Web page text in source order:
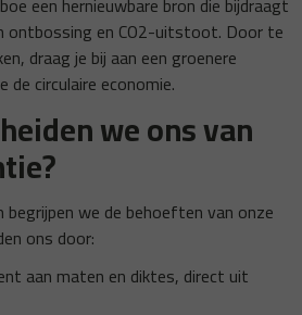
ontbossing en CO2-uitstoot. Door te
draag je bij aan een groenere
de circulaire economie.
we ons van
we de behoeften van onze
ons door:
aan maten en diktes, direct uit